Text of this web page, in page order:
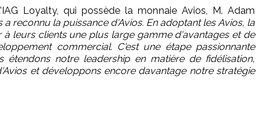
Loyalty, qui possède la monnaie Avios, M. Adam
a reconnu la puissance d'Avios. En adoptant les Avios, la
leurs clients une plus large gamme d'avantages et de
commercial. C'est une étape passionnante
notre leadership en matière de fidélisation,
et développons encore davantage notre stratégie